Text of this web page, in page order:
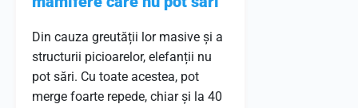
Din cauza greutății lor masive și a
structurii picioarelor, elefanții nu
pot sări. Cu toate acestea, pot
merge foarte repede, chiar și la 40